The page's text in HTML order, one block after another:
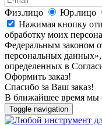
Физ.лицо
Юр.лицо
Нажимая кнопку
обработку моих
Федеральным законом
персональных
определенных в
Оформить заказ!
Спасибо за Ваш заказ!
В ближайшее время мы
Toggle navigation